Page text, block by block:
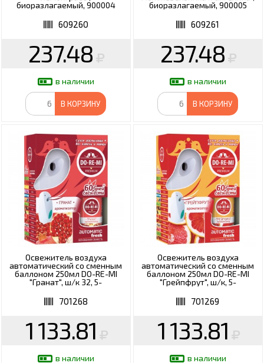
биоразлагаемый, 900004
609260
237.48
в наличии
В КОРЗИНУ
биоразлагаемый, 900005
609261
237.48
в наличии
В КОРЗИНУ
Освежитель воздуха
автоматический со сменным
баллоном 250мл DO-RE-MI
"Гранат", ш/к 32, 5-
701268
1 133.81
в наличии
Освежитель воздуха
автоматический со сменным
баллоном 250мл DO-RE-MI
"Грейпфрут", ш/к, 5-
701269
1 133.81
в наличии